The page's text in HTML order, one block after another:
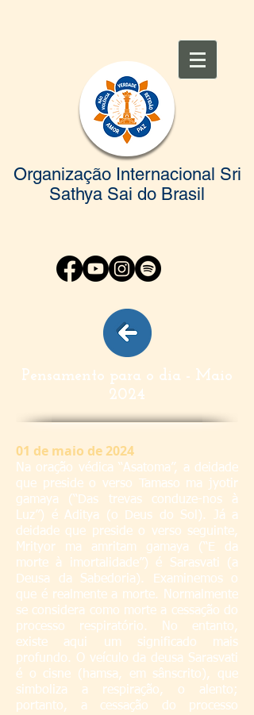
Organização Internacional Sri
Sathya Sai do Brasil
Pensamento para o dia - Maio
2024
01 de maio de 2024
Na oração védica “Asatoma”, a deidade
que preside o verso Tamaso ma jyotir
gamaya (“Das trevas conduze-nos à
Luz”) é Aditya (o Deus do Sol). Já a
deidade que preside o verso seguinte,
Mrityor ma amritam gamaya (“E da
morte à imortalidade”) é Sarasvati (a
Deusa da Sabedoria). Examinemos o
que é realmente a morte. Normalmente
se considera como morte a cessação do
processo respiratório. No entanto,
existe aqui um significado mais
profundo. O veículo da deusa Sarasvati
é o cisne (hamsa, em sânscrito), que
simboliza a respiração, o alento;
portanto, a cessação do processo